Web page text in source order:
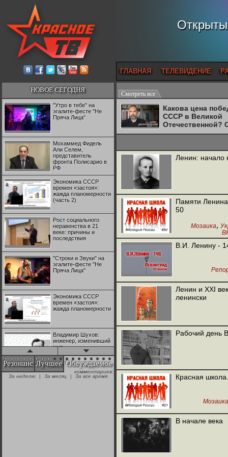
ГЛАВНАЯ ТЕЛЕВИДЕНИЕ
НОВОЕ СЕГОДНЯ
"Утро в тебе" на
эгалите-фесте "Не
Пряча Лица"
Мохаммед Фидель
Али Селем,
представитель
фронта Полисарио в
РФ
Экономика СССР
времен «застоя»:
жажда планомерности
(часть 2)
Рост социального
неравенства в 21
веке: причины и
последствия
"Строки и Звуки" на
эгалите-фесте "Не
Пряча Лица"
Экономика СССР
времен «застоя»:
жажда планомерности
Владимир Шухов:
инженер, изменивший
мир
"Аркадий Коц" на
эгалите-фесте "Не
Резонанс Лучшее Обсуждаемое
комментариев:
За неделю
| За месяц | За все время
Смотреть все
Какова цена
СССР в Великой
Отечественной?
Двуреченский о
Ленин: начало
Памяти
50
Мозаика,
В.И. Ленину -
Ленин и XXI
ленински
Рабочий день
Красная
Мозаика
В начале века